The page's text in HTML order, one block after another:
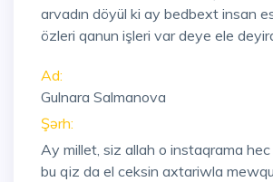
arvadın döyül ki ay bedbext insan
özleri qanun işleri var deye ele
Ad:
Gulnara Salmanova
Şərh:
Ay millet, siz allah o instaqrama
bu qiz da el ceksin axtariwla